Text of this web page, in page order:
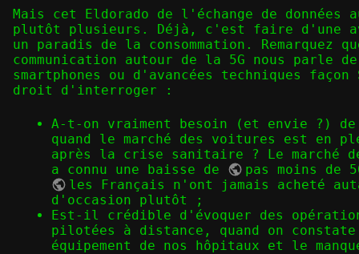
Mais cet Eldorado de l'échange de données
plutôt plusieurs. Déjà, c'est faire d'une
un paradis de la consommation. Remarquez
communication autour de la 5G nous parle
smartphones ou d'avancées techniques
droit d'interroger :
A-t-on vraiment besoin (et envie ?) de
quand le marché des voitures est en
après la crise sanitaire ? Le marché
a connu une baisse de
pas moins de
les Français n'ont jamais acheté
d'occasion plutôt
;
Est-il crédible d'évoquer des
pilotées à distance, quand on
équipement de nos hôpitaux et le